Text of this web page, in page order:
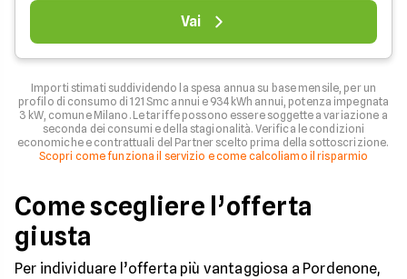
Vai
Importi stimati suddividendo la spesa annua su base mensile, per un
profilo di consumo di 121 Smc annui e 934 kWh annui, potenza impegnata
3 kW, comune Milano. Le tariffe possono essere soggette a variazione a
seconda dei consumi e della stagionalità. Verifica le condizioni
economiche e contrattuali del Partner scelto prima della sottoscrizione.
Scopri come funziona il servizio e come calcoliamo il risparmio
Come scegliere l’offerta
giusta
Per individuare l’offerta più vantaggiosa a Pordenone,